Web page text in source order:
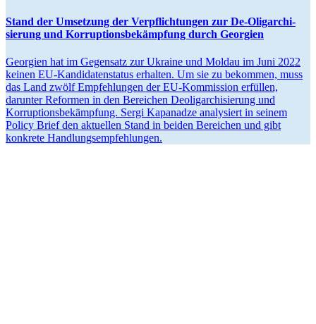
Stand der Umsetzung der Verpflich­tungen zur De-Oligar­chi­
sierung und Korrup­ti­ons­be­kämpfung durch Georgien
Georgien hat im Gegensatz zur Ukraine und Moldau im Juni 2022
keinen EU-Kandi­da­ten­status erhalten. Um sie zu bekommen, muss
das Land zwölf Empfeh­lungen der EU-Kommission erfüllen,
darunter Reformen in den Bereichen Deolig­ar­chi­sierung und
Korrup­ti­ons­be­kämpfung. Sergi Kapanadze analy­siert in seinem
Policy Brief den aktuellen Stand in beiden Bereichen und gibt
konkrete Handlungsempfehlungen.